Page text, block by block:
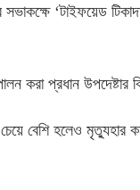
সভাকক্ষে ‘টাইফয়েড
করা প্রধান উপদেষ্টার
বেশি হলেও মৃত্যুহার